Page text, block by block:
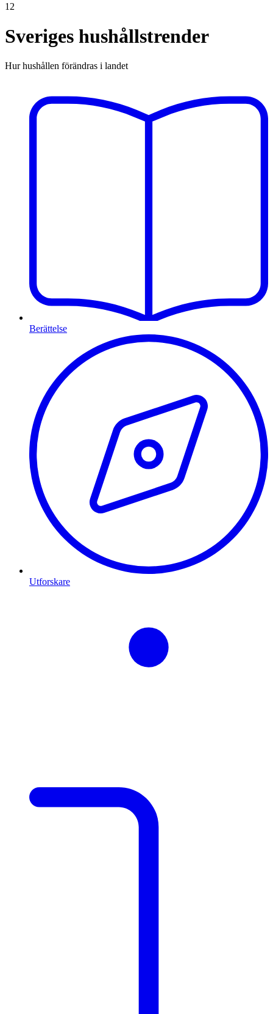
12
Sveriges hushållstrender
Hur hushållen förändras i landet
Berättelse
Utforskare